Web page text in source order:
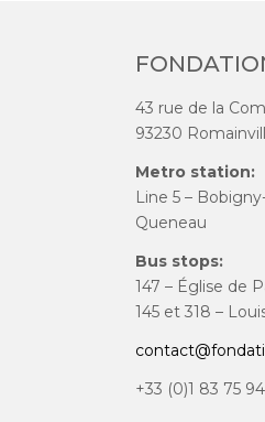
43 rue de la
93230
Metro station:
Line 5 –
Queneau
Bus stops:
147 – Église de
145 et 318 –
+33 (0)1 83 75